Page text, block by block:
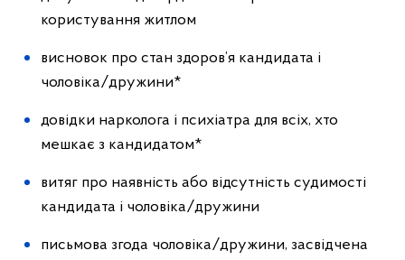
користування житлом
висновок про стан здоров’я кандидата і
чоловіка/дружини*
довідки нарколога і психіатра для всіх, хто
мешкає з кандидатом*
витяг про наявність або відсутність судимості
кандидата і чоловіка/дружини
письмова згода чоловіка/дружини, засвідчена